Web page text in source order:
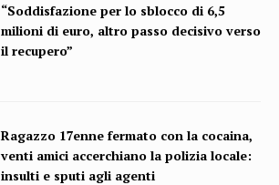
“Soddisfazione per lo sblocco di 6,5
milioni di euro, altro passo decisivo verso
il recupero”
Ragazzo 17enne fermato con la cocaina,
venti amici accerchiano la polizia locale:
insulti e sputi agli agenti